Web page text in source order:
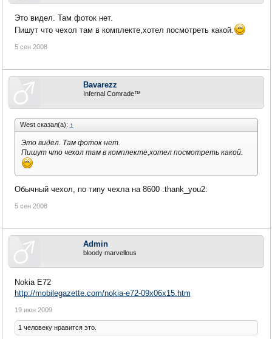
Это видел. Там фоток нет.
Пишут что чехол там в комплекте,хотел посмотреть какой.
5 сен 2008
Bavarezz
Infernal Comrade™
West сказал(а): ↑
Это видел. Там фоток нет.
Пишут что чехол там в комплекте,хотел посмотреть какой.
Обычный чехол, по типу чехла на 8600 :thank_you2:
5 сен 2008
Admin
bloody marvellous
Nokia E72
http://mobilegazette.com/nokia-e72-09x06x15.htm
19 июн 2009
1 человеку нравится это.